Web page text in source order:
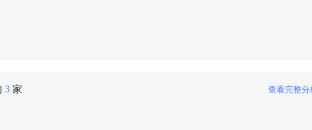
3 家 查看完整分